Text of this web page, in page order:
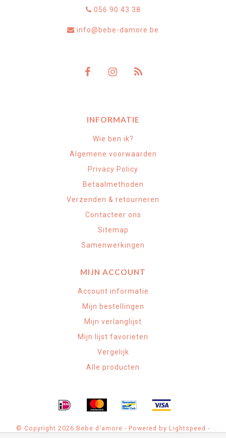
056 90 43 38
info@bebe-damore.be
INFORMATIE
Wie ben ik?
Algemene voorwaarden
Privacy Policy
Betaalmethoden
Verzenden & retourneren
Contacteer ons
Sitemap
Samenwerkingen
MIJN ACCOUNT
Account informatie
Mijn bestellingen
Mijn verlanglijst
Mijn lijst favorieten
Vergelijk
Alle producten
© Copyright 2026 Bebe d'amore - Powered by Lightspeed -